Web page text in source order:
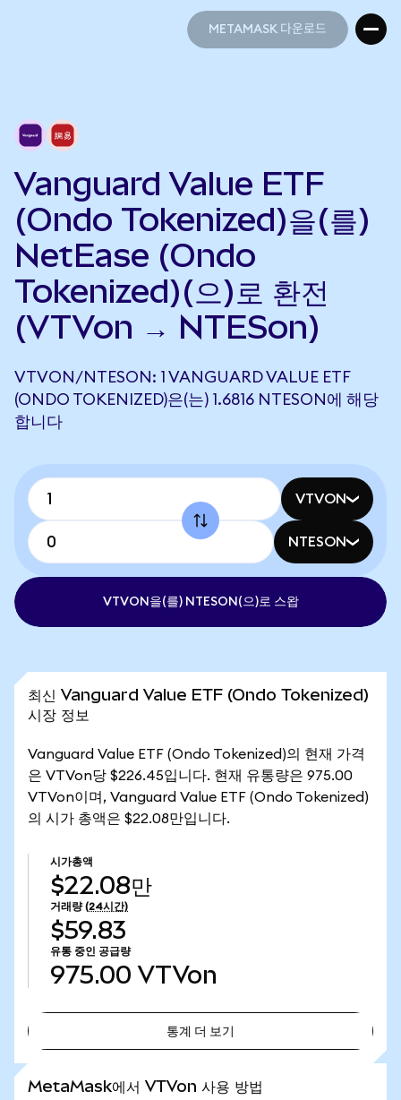
METAMASK 다운로드
Vanguard Value ETF
(Ondo Tokenized)을(를)
NetEase (Ondo
Tokenized)(으)로 환전
(VTVon → NTESon)
VTVON/NTESON: 1 VANGUARD VALUE ETF
(ONDO TOKENIZED)은(는) 1.6816 NTESON에 해당
합니다
VTVON
NTESON
VTVON을(를) NTESON(으)로 스왑
최신 Vanguard Value ETF (Ondo Tokenized)
시장 정보
Vanguard Value ETF (Ondo Tokenized)의 현재 가격
은 VTVon당 $226.45입니다. 현재 유통량은 975.00
VTVon이며, Vanguard Value ETF (Ondo Tokenized)
의 시가 총액은 $22.08만입니다.
시가총액
$22.08만
거래량 (24시간)
$59.83
유통 중인 공급량
975.00 VTVon
통계 더 보기
MetaMask에서 VTVon 사용 방법